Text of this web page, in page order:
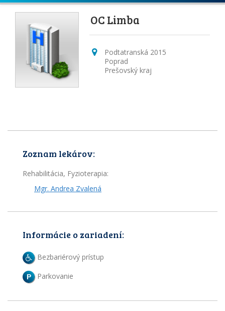
OC Limba
Podtatranská 2015
Poprad
Prešovský kraj
Zoznam lekárov:
Rehabilitácia, Fyzioterapia:
Mgr. Andrea Zvalená
Informácie o zariadení:
Bezbariérový prístup
P Parkovanie